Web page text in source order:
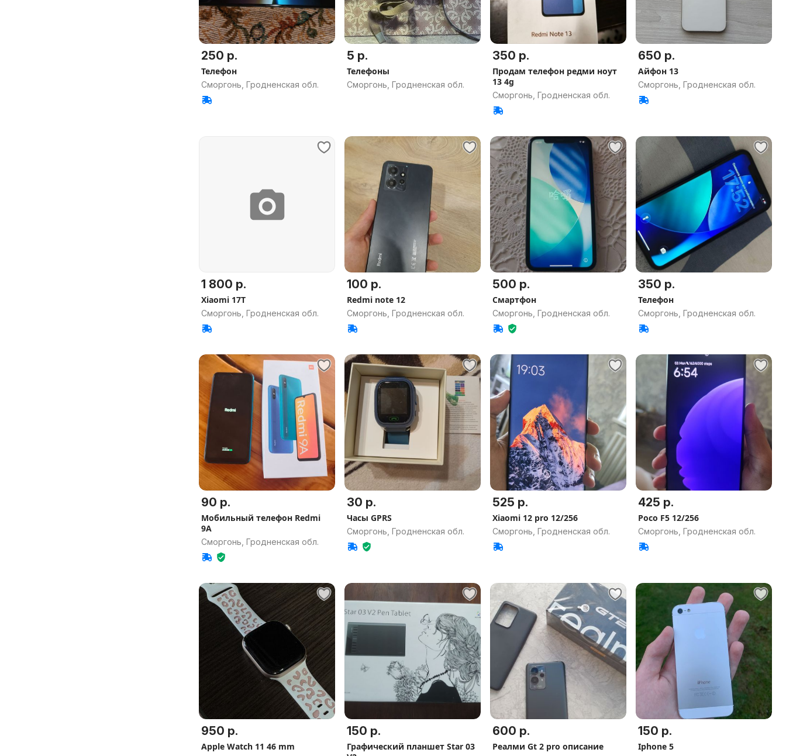
250 р.
Телефон
Сморгонь, Гродненская обл.
5 р.
Телефоны
Сморгонь, Гродненская обл.
350 р.
Продам телефон редми ноут
13 4g
Сморгонь, Гродненская обл.
650 р.
Айфон 13
Сморгонь, Гродненская обл.
1 800 р.
Xiaomi 17T
Сморгонь, Гродненская обл.
100 р.
Redmi note 12
Сморгонь, Гродненская обл.
500 р.
Смартфон
Сморгонь, Гродненская обл.
350 р.
Телефон
Сморгонь, Гродненская обл.
90 р.
Мобильный телефон Redmi
9A
Сморгонь, Гродненская обл.
30 р.
Часы GPRS
Сморгонь, Гродненская обл.
525 р.
Xiaomi 12 pro 12/256
Сморгонь, Гродненская обл.
425 р.
Poco F5 12/256
Сморгонь, Гродненская обл.
950 р.
Apple Watch 11 46 mm
150 р.
Графический планшет Star 03
600 р.
Реалми Gt 2 pro описание
150 р.
Iphone 5